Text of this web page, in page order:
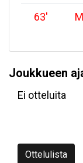
63'
Joukkueen
Ei otteluita
Ottelulista